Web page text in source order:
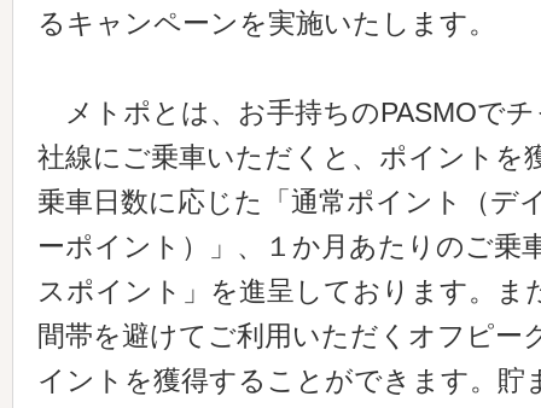
るキャンペーンを実施いたします。
メトポとは、お手持ちのPASMOで
社線にご乗車いただくと、ポイントを
乗車日数に応じた「通常ポイント（デ
ーポイント）」、１か月あたりのご乗
スポイント」を進呈しております。ま
間帯を避けてご利用いただくオフピー
イントを獲得することができます。貯